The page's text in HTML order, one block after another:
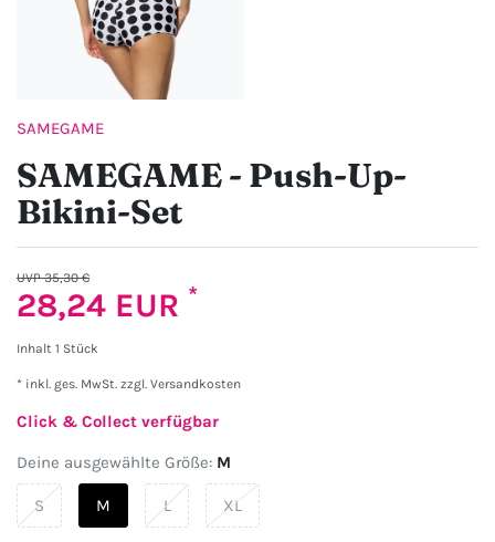
SAMEGAME
SAMEGAME - Push-Up-
Bikini-Set
UVP 35,30 €
28,24 EUR *
Inhalt 1 Stück
* inkl. ges. MwSt. zzgl. Versandkosten
Click & Collect verfügbar
Deine ausgewählte Größe: M
S M L XL